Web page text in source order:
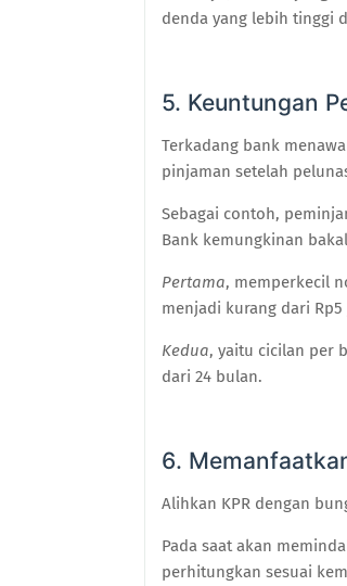
denda yang lebih tinggi
5. Keuntungan
Terkadang bank
pinjaman setelah
Sebagai contoh,
Bank kemungkinan
Pertama, memperkecil
menjadi kurang dari
Kedua, yaitu cicilan per
dari 24 bulan.
6.
Alihkan KPR dengan
Pada saat akan
perhitungkan sesuai